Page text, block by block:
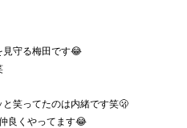
見守る梅田です😂
笑ってたのは内緒です笑🫢
良くやってます😂